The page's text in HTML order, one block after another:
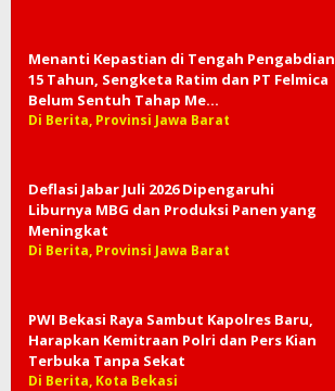
Menanti Kepastian di Tengah Pengabdian
15 Tahun, Sengketa Ratim dan PT Felmica
Belum Sentuh Tahap Me…
Di Berita, Provinsi Jawa Barat
Deflasi Jabar Juli 2026 Dipengaruhi
Liburnya MBG dan Produksi Panen yang
Meningkat
Di Berita, Provinsi Jawa Barat
PWI Bekasi Raya Sambut Kapolres Baru,
Harapkan Kemitraan Polri dan Pers Kian
Terbuka Tanpa Sekat
Di Berita, Kota Bekasi